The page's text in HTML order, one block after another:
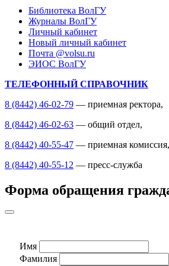
Библиотека ВолГУ
Журналы ВолГУ
Личный кабинет
Новый личный кабинет
Почта @volsu.ru
ЭИОС ВолГУ
ТЕЛЕФОННЫЙ СПРАВОЧНИК
8 (8442) 46-02-79 — приемная ректора,
8 (8442) 46-02-63 — общий отдел,
8 (8442) 40-55-47 — приемная комиссия,
8 (8442) 40-55-12 — пресс-служба
Форма обращения
Имя
Фамилия